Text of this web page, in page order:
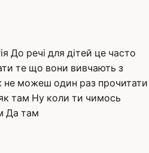
До речі для дітей це часто
те що вони вивчають з
не можеш один раз прочитати
там Ну коли ти чимось
Да там